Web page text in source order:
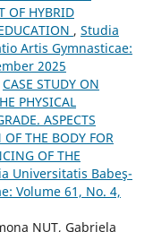
OF HYBRID
, Studia
Artis Gymnasticae:
2025
CASE STUDY ON
PHYSICAL
ASPECTS
THE BODY FOR
OF THE
Universitatis Babeş-
Volume 61, No. 4,
NUȚ, Gabriela